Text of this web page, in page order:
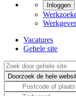
Inloggen
Werkgever
Vacatures
Gehele site